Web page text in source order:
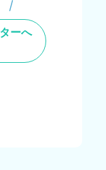
ーへ